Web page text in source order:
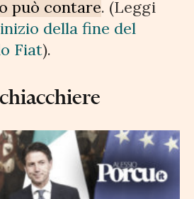
può contare. (Leggi
della fine del
Fiat).